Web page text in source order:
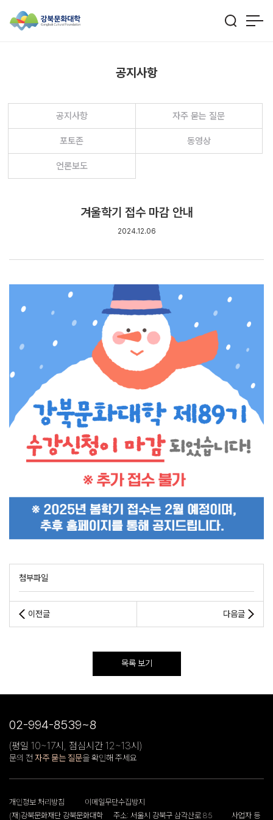
공지사항
공지사항 자주 묻는 질문
포토존 동영상
언론보도
겨울학기 접수 마감 안내
2024.12.06
첨부파일
이전글 다음글
목록 보기
02-994-8539~8
(평일 10~17시, 점심시간 12~13시)
문의 전 자주 묻는 질문을 확인해 주세요
개인정보 처리방침
이메일무단수집방지
(재)강북문화재단 강북문화대학
주소: 서울시 강북구 삼각산로 85 사업자 등